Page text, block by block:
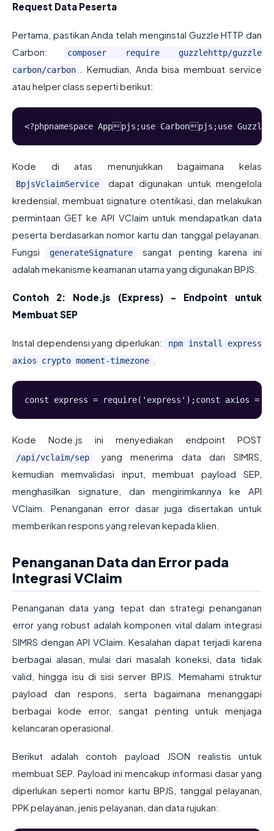
Request Data Peserta
Pertama, pastikan Anda telah menginstal Guzzle HTTP dan
Carbon:
composer require guzzlehttp/guzzle
carbon/carbon
. Kemudian, Anda bisa membuat service
atau helper class seperti berikut:
<?phpnamespace Apppjs;use Carbonpjs;use
Kode di atas menunjukkan bagaimana kelas
BpjsVclaimService
dapat digunakan untuk mengelola
kredensial, membuat signature otentikasi, dan melakukan
permintaan GET ke API VClaim untuk mendapatkan data
peserta berdasarkan nomor kartu dan tanggal pelayanan.
Fungsi
generateSignature
sangat penting karena ini
adalah mekanisme keamanan utama yang digunakan BPJS.
Contoh 2: Node.js (Express) - Endpoint untuk
Membuat SEP
Instal dependensi yang diperlukan:
npm install express
axios crypto moment-timezone
const express = require('express');const axios
Kode Node.js ini menyediakan endpoint POST
/api/vclaim/sep
yang menerima data dari SIMRS,
kemudian memvalidasi input, membuat payload SEP,
menghasilkan signature, dan mengirimkannya ke API
VClaim. Penanganan error dasar juga disertakan untuk
memberikan respons yang relevan kepada klien.
Penanganan Data dan Error pada
Integrasi VClaim
Penanganan data yang tepat dan strategi penanganan
error yang robust adalah komponen vital dalam integrasi
SIMRS dengan API VClaim. Kesalahan dapat terjadi karena
berbagai alasan, mulai dari masalah koneksi, data tidak
valid, hingga isu di sisi server BPJS. Memahami struktur
payload dan respons, serta bagaimana menanggapi
berbagai kode error, sangat penting untuk menjaga
kelancaran operasional.
Berikut adalah contoh payload JSON realistis untuk
membuat SEP. Payload ini mencakup informasi dasar yang
diperlukan seperti nomor kartu BPJS, tanggal pelayanan,
PPK pelayanan, jenis pelayanan, dan data rujukan: